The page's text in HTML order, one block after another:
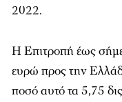
2022.
H Eπιτροπή έως
ευρώ προς την
ποσό αυτό τα 5,75